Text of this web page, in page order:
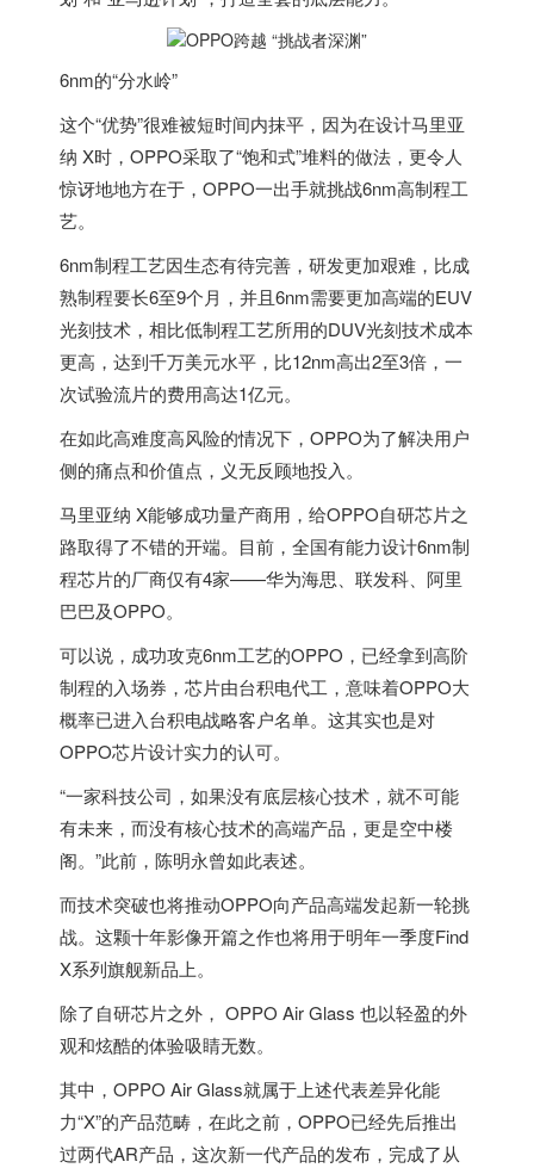
6nm的“分水岭”
这个“优势”很难被短时间内抹平，因为在设计马里亚
纳 X时，OPPO采取了“饱和式”堆料的做法，更令人
惊讶地地方在于，OPPO一出手就挑战6nm高制程工
艺。
6nm制程工艺因生态有待完善，研发更加艰难，比成
熟制程要长6至9个月，并且6nm需要更加高端的EUV
光刻技术，相比低制程工艺所用的DUV光刻技术成本
更高，达到千万美元水平，比12nm高出2至3倍，一
次试验流片的费用高达1亿元。
在如此高难度高风险的情况下，OPPO为了解决用户
侧的痛点和价值点，义无反顾地投入。
马里亚纳 X能够成功量产商用，给OPPO自研芯片之
路取得了不错的开端。目前，全国有能力设计6nm制
程芯片的厂商仅有4家——华为海思、联发科、阿里
巴巴及OPPO。
可以说，成功攻克6nm工艺的OPPO，已经拿到高阶
制程的入场券，芯片由台积电代工，意味着OPPO大
概率已进入台积电战略客户名单。这其实也是对
OPPO芯片设计实力的认可。
“一家科技公司，如果没有底层核心技术，就不可能
有未来，而没有核心技术的高端产品，更是空中楼
阁。”此前，陈明永曾如此表述。
而技术突破也将推动OPPO向产品高端发起新一轮挑
战。这颗十年影像开篇之作也将用于明年一季度Find
X系列旗舰新品上。
除了自研芯片之外， OPPO Air Glass 也以轻盈的外
观和炫酷的体验吸睛无数。
其中，OPPO Air Glass就属于上述代表差异化能
力“X”的产品范畴，在此之前，OPPO已经先后推出
过两代AR产品，这次新一代产品的发布，完成了从